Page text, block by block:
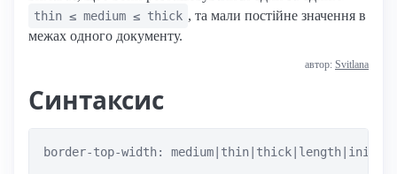
thin ≤ medium ≤ thick , та мали постійне значення в
межах одного документу.
автор: Svitlana
Синтаксис
border-top-width: